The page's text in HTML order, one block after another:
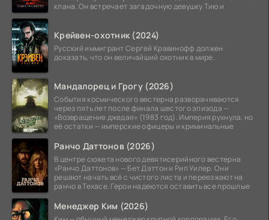
клана. Он встречает загадочную девушку Тию и
Крейвен-охотник (2024)
Русский иммигрант Сергей Кравинофф должен
доказать, что он величайший охотник в мире.
Мандалорец и Грогу (2026)
События космического вестерна разворачиваются
через пять лет после финала шестого эпизода —
«Возвращение джедая» (1983 год). Империя рухнула, но
её остатки — имперские офицеры и криминальные
Ранчо Даттонов (2026)
В центре сюжета нового девятисерийного вестерна
«Ранчо Даттонов» — Бет Даттон и Рип Уилер. Они
решают начать всё с чистого листа и переезжают на
ранчо в Техасе. Герои надеются оставить все прошлые
Менеджер Ким (2026)